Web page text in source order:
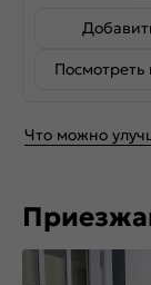
Посмотреть
Что можно